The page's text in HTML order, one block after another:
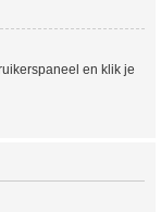
en klik je